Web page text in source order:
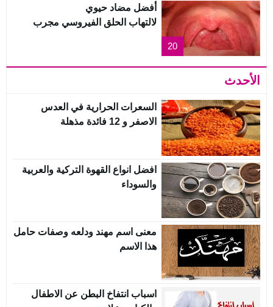
20
أفضل مضاد حيوي
لالتهاب الحلق الفيروسي مجرب
الأحدث
السعرات الحرارية في العدس
الاصفر و 12 فائدة مذهلة
افضل انواع القهوة التركية والعربية
والسوداء
معنى اسم مهند ودلعه وصفات حامل
هذا الاسم
اسباب انتفاخ البطن عن الاطفال